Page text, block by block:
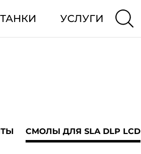
УСЛУГИ
СМОЛЫ ДЛЯ SLA DLP LCD